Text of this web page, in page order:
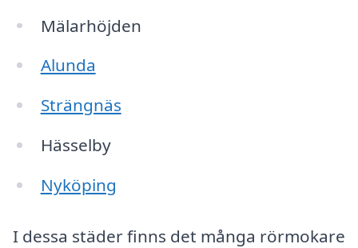
Mälarhöjden
Alunda
Strängnäs
Hässelby
Nyköping
I dessa städer finns det många rörmokare